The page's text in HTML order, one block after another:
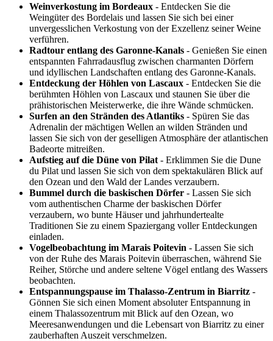
Weinverkostung im Bordeaux - Entdecken Sie die
Weingüter des Bordelais und lassen Sie sich bei einer
unvergesslichen Verkostung von der Exzellenz seiner Weine
verführen.
Radtour entlang des Garonne-Kanals - Genießen Sie einen
entspannten Fahrradausflug zwischen charmanten Dörfern
und idyllischen Landschaften entlang des Garonne-Kanals.
Entdeckung der Höhlen von Lascaux - Entdecken Sie die
berühmten Höhlen von Lascaux und staunen Sie über die
prähistorischen Meisterwerke, die ihre Wände schmücken.
Surfen an den Stränden des Atlantiks - Spüren Sie das
Adrenalin der mächtigen Wellen an wilden Stränden und
lassen Sie sich von der geselligen Atmosphäre der atlantischen
Badeorte mitreißen.
Aufstieg auf die Düne von Pilat - Erklimmen Sie die Dune
du Pilat und lassen Sie sich von dem spektakulären Blick auf
den Ozean und den Wald der Landes verzaubern.
Bummel durch die baskischen Dörfer - Lassen Sie sich
vom authentischen Charme der baskischen Dörfer
verzaubern, wo bunte Häuser und jahrhundertealte
Traditionen Sie zu einem Spaziergang voller Entdeckungen
einladen.
Vogelbeobachtung im Marais Poitevin - Lassen Sie sich
von der Ruhe des Marais Poitevin überraschen, während Sie
Reiher, Störche und andere seltene Vögel entlang des Wassers
beobachten.
Entspannungspause im Thalasso-Zentrum in Biarritz -
Gönnen Sie sich einen Moment absoluter Entspannung in
einem Thalassozentrum mit Blick auf den Ozean, wo
Meeresanwendungen und die Lebensart von Biarritz zu einer
zauberhaften Auszeit verschmelzen.